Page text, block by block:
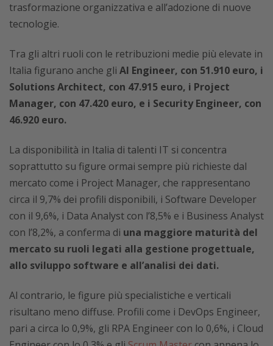
trasformazione organizzativa e all’adozione di nuove
tecnologie.
Tra gli altri ruoli con le retribuzioni medie più elevate in
Italia figurano anche gli AI Engineer, con 51.910 euro, i
Solutions Architect, con 47.915 euro, i Project
Manager, con 47.420 euro, e i Security Engineer, con
46.920 euro.
La disponibilità in Italia di talenti IT si concentra
soprattutto su figure ormai sempre più richieste dal
mercato come i Project Manager, che rappresentano
circa il 9,7% dei profili disponibili, i Software Developer
con il 9,6%, i Data Analyst con l’8,5% e i Business Analyst
con l’8,2%, a conferma di una maggiore maturità del
mercato su ruoli legati alla gestione progettuale,
allo sviluppo software e all’analisi dei dati.
Al contrario, le figure più specialistiche e verticali
risultano meno diffuse. Profili come i DevOps Engineer,
pari a circa lo 0,9%, gli RPA Engineer con lo 0,6%, i Cloud